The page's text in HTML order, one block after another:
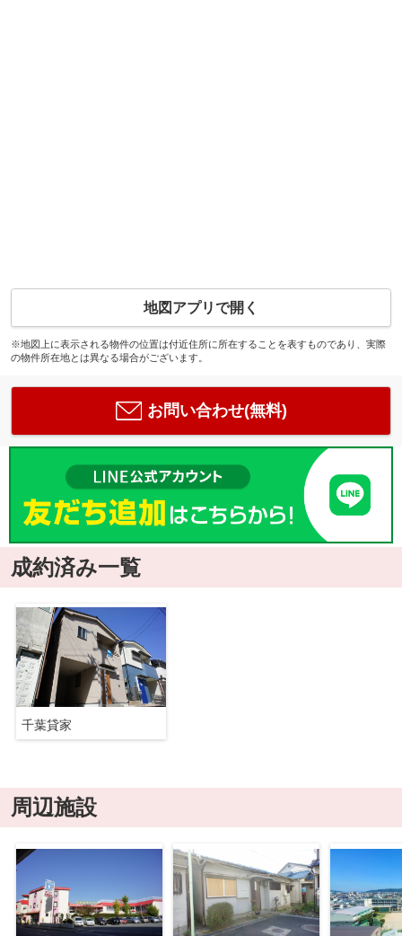
地図アプリで開く
※地図上に表示される物件の位置は付近住所に所在することを表すものであり、実際
の物件所在地とは異なる場合がございます。
お問い合わせ(無料)
成約済み一覧
千葉貸家
周辺施設